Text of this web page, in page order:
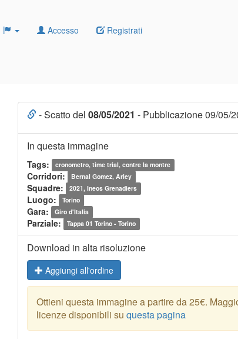
Accesso Registrati
- Scatto del 08/05/2021 - Pubblicazione 09/05/
In questa immagine
Tags: cronometro, time trial, contre la montre
Corridori: Bernal Gomez, Arley
Squadre: 2021, Ineos Grenadiers
Luogo: Torino
Gara: Giro d'Italia
Parziale: Tappa 01 Torino - Torino
Download in alta risoluzione
Aggiungi all'ordine
Ottieni questa immagine a partire da 25€.
licenze disponibili su questa pagina